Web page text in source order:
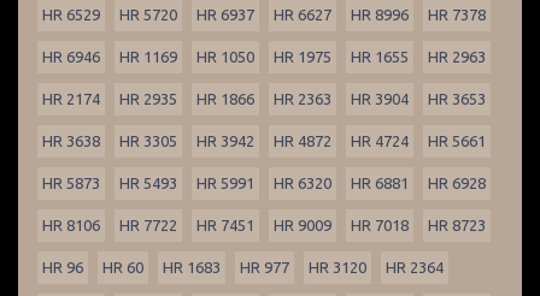
HR 6529 HR 5720 HR 6937 HR 6627 HR 8996 HR 7378
HR 6946 HR 1169 HR 1050 HR 1975 HR 1655 HR 2963
HR 2174 HR 2935 HR 1866 HR 2363 HR 3904 HR 3653
HR 3638 HR 3305 HR 3942 HR 4872 HR 4724 HR 5661
HR 5873 HR 5493 HR 5991 HR 6320 HR 6881 HR 6928
HR 8106 HR 7722 HR 7451 HR 9009 HR 7018 HR 8723
HR 96 HR 60 HR 1683 HR 977 HR 3120 HR 2364